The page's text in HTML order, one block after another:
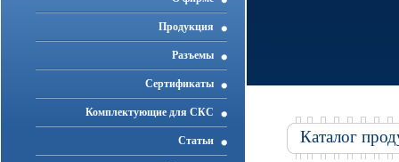
Продукция
Разъемы
Cертификаты
Комплектующие для СКС
Статьи Каталог